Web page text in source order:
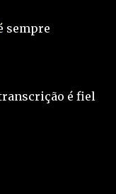
sempre
é fiel